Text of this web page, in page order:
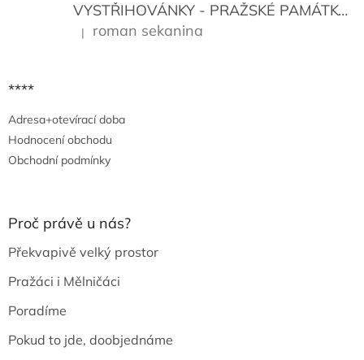
VYSTŘIHOVÁNKY - PRAŽSKÉ PAMÁTKY
Hodnocení produktu je 5 z 5 hvězdiček.
| roman sekanina
****
Adresa+otevírací doba
Hodnocení obchodu
Obchodní podmínky
Proč právě u nás?
Překvapivě velký prostor
Pražáci i Mělničáci
Poradíme
Pokud to jde, doobjednáme